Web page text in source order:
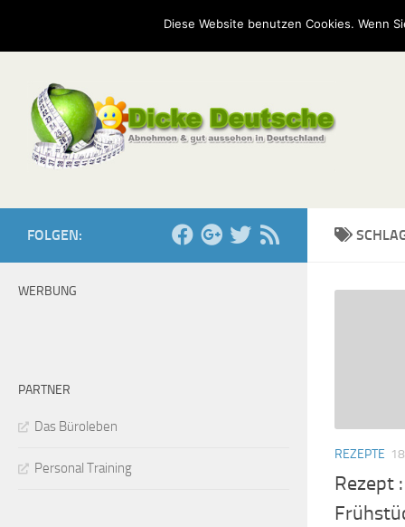
Kontakt Serien Umfragen
REZEPTE
Rezept
FOLGEN:
WERBUNG
PARTNER
Das Büroleben
Personal Training
Diese Website benutzen Cookies. Wenn